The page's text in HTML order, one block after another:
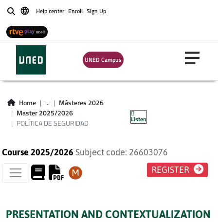
BuscarHelp center Enroll Sign Up
UNED Campus
Home ...
Másteres 2026
Master 2025/2026
POLÍTICA DE SEGURIDAD
Listen
POLÍTICA DE
SEGURIDAD
Course 2025/2026 Subject code: 26603076
REGISTER
PRESENTATION AND CONTEXTUALIZATION